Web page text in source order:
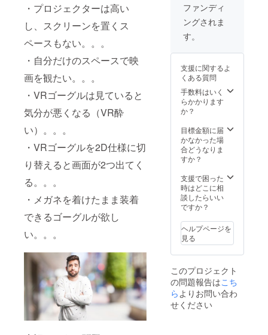
・プロジェクターは高い
し、スクリーンを置くス
ペースもない。。。
・自分だけのスペースで映
画を観たい。。。
・VRゴーグルは見ていると
気分が悪くなる（VR酔
い）。。。
・VRゴーグルを2D仕様に切
り替えると画面が2つ出てく
る。。。
・メガネを着けたまま装着
できるゴーグルが欲し
い。。。
ファンディ
ングされま
す。
支援に関するよ
くある質問
手数料はいく
らかかります
か？
目標金額に届
かなかった場
合どうなりま
すか？
支援で困った
時はどこに相
談したらいい
ですか？
ヘルプページを
見る
このプロジェクト
の問題報告はこち
らよりお問い合わ
せください